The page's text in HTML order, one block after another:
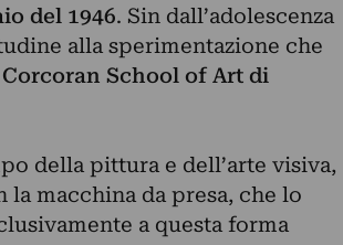
del 1946. Sin dall’adolescenza
alla sperimentazione che
Corcoran School of Art di
della pittura e dell’arte visiva,
macchina da presa, che lo
a questa forma